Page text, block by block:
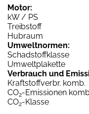
Motor:
kW / PS
Treibstoff
Hubraum
Umweltnormen:
Schadstoffklasse
Umweltplakette
Verbrauch und
Kraftstoffverbr. komb.
CO2-Emissionen
CO2-Klasse